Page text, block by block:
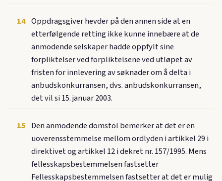
14 Oppdragsgiver hevder på den annen side at en
etterfølgende retting ikke kunne innebære at de
anmodende selskaper hadde oppfylt sine
forpliktelser ved forpliktelsene ved utløpet av
fristen for innlevering av søknader om å delta i
anbudskonkurransen, dvs. anbudskonkurransen,
det vil si 15. januar 2003.
15 Den anmodende domstol bemerker at det er en
uoverensstemmelse mellom ordlyden i artikkel 29 i
direktivet og artikkel 12 i dekret nr. 157/1995. Mens
fellesskapsbestemmelsen fastsetter
Fellesskapsbestemmelsen fastsetter at det er mulig